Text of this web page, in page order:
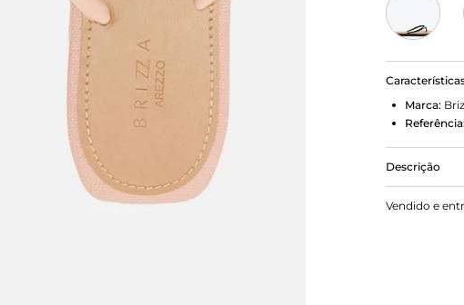
Marca:
Referência:
Descrição
Chinelo de
Vendido e